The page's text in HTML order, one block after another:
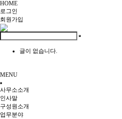
HOME
로그인
회원 가입
글이 없습니다.
MENU
사무소소개
인사말
구성원소개
업무분야